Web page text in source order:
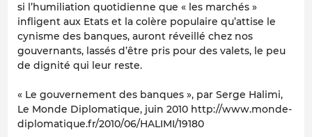
si l’humiliation quotidienne que « les marchés »
infligent aux Etats et la colère populaire qu’attise le
cynisme des banques, auront réveillé chez nos
gouvernants, lassés d’être pris pour des valets, le peu
de dignité qui leur reste.
« Le gouvernement des banques », par Serge Halimi,
Le Monde Diplomatique, juin 2010 http://www.monde-
diplomatique.fr/2010/06/HALIMI/19180